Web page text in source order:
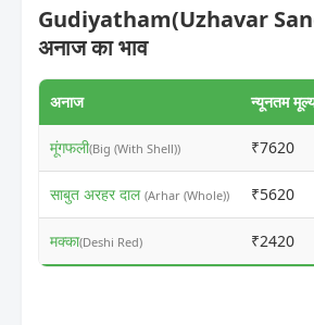
Gudiyatham(Uzhavar
अनाज का भाव
अनाज न्यूनतम
मूंगफली(Big (With Shell)) ₹7620
साबुत अरहर दाल (Arhar (Whole)) ₹5620
मक्का(Deshi Red) ₹2420